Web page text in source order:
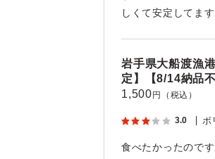
しくて安定してま
岩手県大船渡漁
定】【8/14納品不
1,500 円（税込）
3.0 ボ
食べたかったので